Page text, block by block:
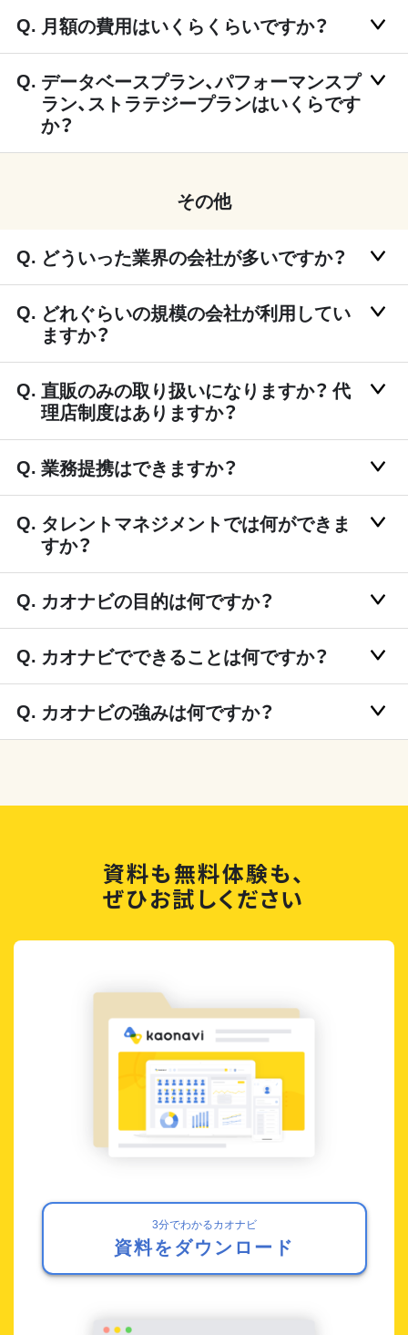
月額の費用はいくらくらいですか？
データベースプラン、パフォーマンスプ
ラン、ストラテジープランはいくらです
か？
その他
どういった業界の会社が多いですか？
どれぐらいの規模の会社が利用してい
ますか？
直販のみの取り扱いになりますか？ 代
理店制度はありますか？
業務提携はできますか？
タレントマネジメントでは何ができま
すか？
カオナビの目的は何ですか？
カオナビでできることは何ですか？
カオナビの強みは何ですか？
資料も無料体験も、
ぜひお試しください
3分でわかるカオナビ
資料をダウンロード